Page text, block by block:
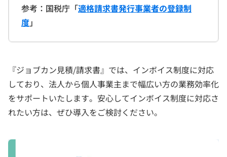
参考：国税庁「適格請求書発行事業者の登録制
度」
『ジョブカン見積/請求書』では、インボイス制度に対応
しており、法人から個人事業主まで幅広い方の業務効率化
をサポートいたします。安心してインボイス制度に対応さ
れたい方は、ぜひ導入をご検討ください。